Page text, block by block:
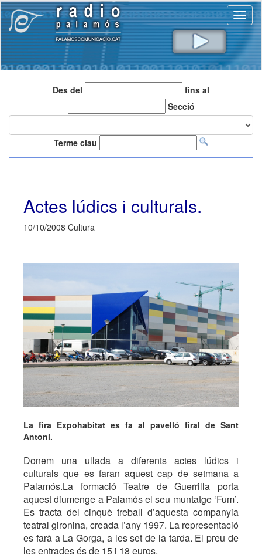
Des del
fins al
Secció
Terme clau
Actes lúdics i culturals.
10/10/2008 Cultura
La fira Expohabitat es fa al pavelló firal de Sant
Antoni.
Donem una ullada a diferents actes lúdics i
culturals que es faran aquest cap de setmana a
Palamós.La formació Teatre de Guerrilla porta
aquest diumenge a Palamós el seu muntatge ‘Fum’.
Es tracta del cinquè treball d’aquesta companyia
teatral gironina, creada l’any 1997. La representació
es farà a La Gorga, a les set de la tarda. El preu de
les entrades és de 15 i 18 euros.